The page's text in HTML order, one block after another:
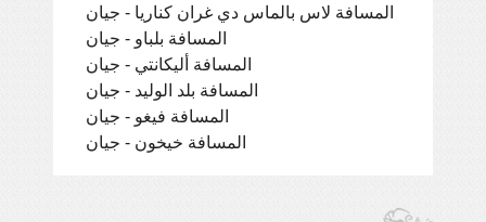
المسافة لاس بالماس دي غران كناريا - جيان
المسافة بلباو - جيان
المسافة أليكانتي - جيان
المسافة بلد الوليد - جيان
المسافة فيغو - جيان
المسافة خيخون - جيان